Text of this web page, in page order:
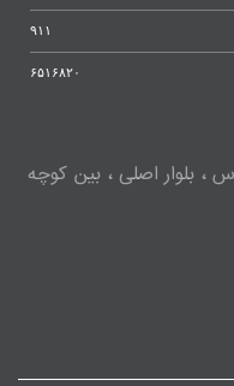
۹۱۱
۶۵۱۶۸۲۰
، بلوار اصلی ، بین کوچه